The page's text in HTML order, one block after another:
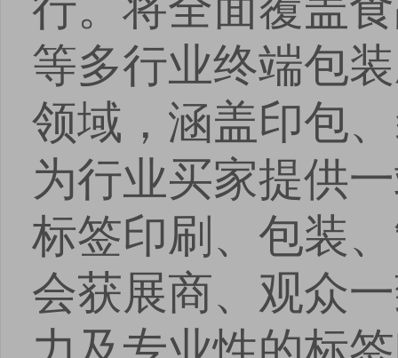
等多行业终端包
领域，涵盖印包
为行业买家提供
标签印刷、包装
会获展商、观众